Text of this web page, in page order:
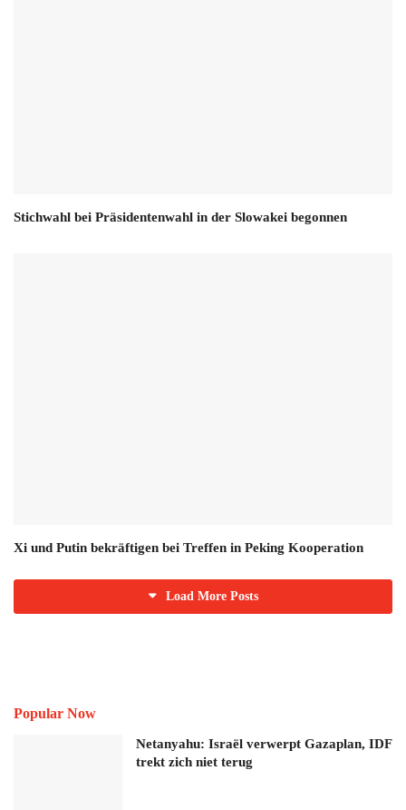
Stichwahl bei Präsidentenwahl in der Slowakei begonnen
Xi und Putin bekräftigen bei Treffen in Peking Kooperation
Load More Posts
Popular Now
Netanyahu: Israël verwerpt Gazaplan, IDF
trekt zich niet terug